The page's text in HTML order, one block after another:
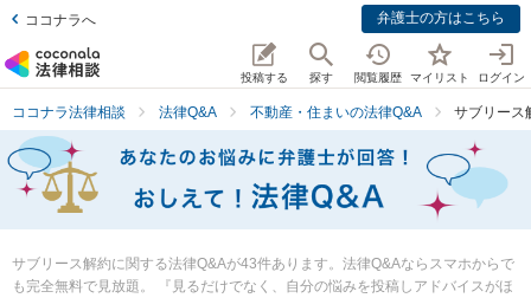
ココナラへ 弁護士の方はこちら
投稿する 探す 閲覧履歴 マイリスト ログイン
ココナラ法律相談 法律Q&A 不動産・住まいの法律Q&A サブリース
サブリース解約に関する法律Q&Aが43件あります。法律Q&Aならスマホからで
も完全無料で見放題。 『見るだけでなく、自分の悩みを投稿しアドバイスがほ